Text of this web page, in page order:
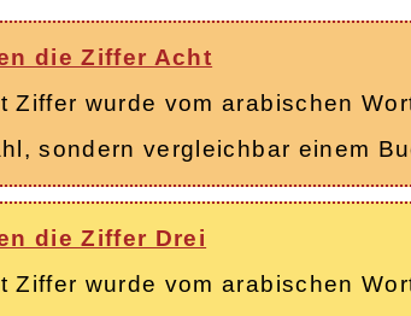
die Ziffer Acht
Ziffer wurde vom arabischen
sondern vergleichbar einem
die Ziffer Drei
Ziffer wurde vom arabischen